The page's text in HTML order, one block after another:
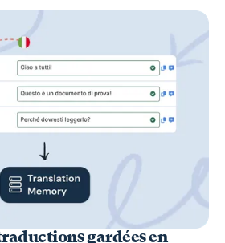
gardées en